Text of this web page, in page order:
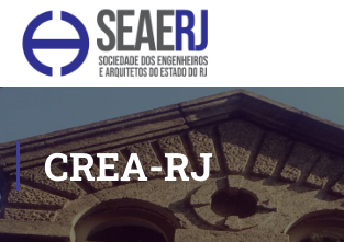
CREA-RJ